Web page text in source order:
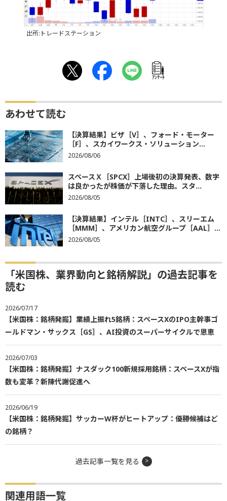
出所:トレードステーション
ｱﾝｹｰﾄ
あわせて読む
【決算結果】ビザ［V］、フォード・モーター
［F］、スカイワークス・ソリューション...
2026/08/06
スペースＸ［SPCX］上場後初の決算発表、数字
は良かったが株価が下落した理由。スタ...
2026/08/05
【決算結果】インテル［INTC］、スリーエム
［MMM］、アメリカン航空グループ［AAL］...
2026/08/05
「米国株、業界動向と銘柄解説」の過去記事を
読む
2026/07/17
【米国株：銘柄発掘】業績上振れ5銘柄：スペースXのIPO主幹事ゴ
ールドマン・サックス［GS］、AI投資のスーパーサイクルで恩恵
2026/07/03
【米国株：銘柄発掘】ナスダック100新規採用銘柄：スペースXが指
数も変革？新陳代謝促進へ
2026/06/19
【米国株：銘柄発掘】サッカーW杯がヒートアップ：優勝候補はど
の銘柄？
過去記事一覧を見る
関連用語一覧